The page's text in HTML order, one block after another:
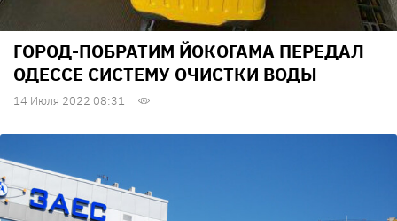
ГОРОД-ПОБРАТИМ ЙОКОГАМА ПЕРЕДАЛ
ОДЕССЕ СИСТЕМУ ОЧИСТКИ ВОДЫ
14 Июля 2022 08:31